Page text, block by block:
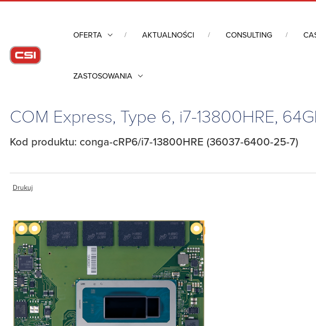
OFERTA AKTUALNOŚCI CONSULTING
ZASTOSOWANIA
Komputery przemysłowe
COM Express, Type 6, i7-13800HRE,
Kod produktu: conga-cRP6/i7-13800HRE (36037-6400-25-7)
Drukuj